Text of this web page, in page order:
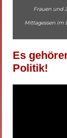
Frauen und
Mittagessen im
Es
Politik!